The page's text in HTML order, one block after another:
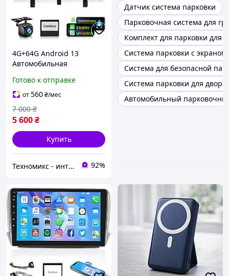
4G+64G Android 13
Автомобильная
Vauxhall/Opel Meriva
2010-2014 с
беспроводным Carplay,
Android Auto, Podofo
Готово к отправке
от560₴/мес
5 600₴
7 000 ₴
Купить
Техномикс - интернет - магазин качественной техники, электроники и других товаров для дома и работы 92%
Датчик система парковки
Парковочная система для
Комплект для парковки для
Система парковки с экраном
Система для безопасной
Система парковки для
Автомобильный